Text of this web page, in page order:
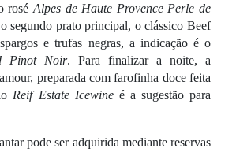
rosé Alpes de Haute Provence Perle de
segundo prato principal, o clássico Beef
e trufas negras, a indicação é o
Pinot Noir. Para finalizar a noite, a
preparada com farofinha doce feita
Reif Estate Icewine é a sugestão para
pode ser adquirida mediante reservas